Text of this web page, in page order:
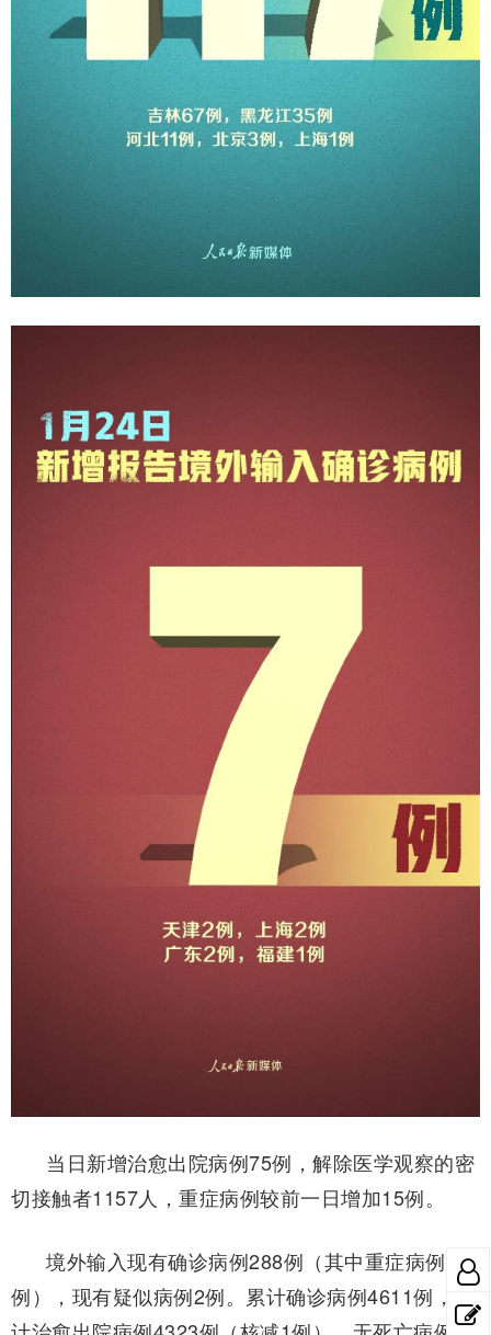
当日新增治愈出院病例75例，解除医学观察的密
切接触者1157人，重症病例较前一日增加15例。
境外输入现有确诊病例288例（其中重症病例2
例），现有疑似病例2例。累计确诊病例4611例，累